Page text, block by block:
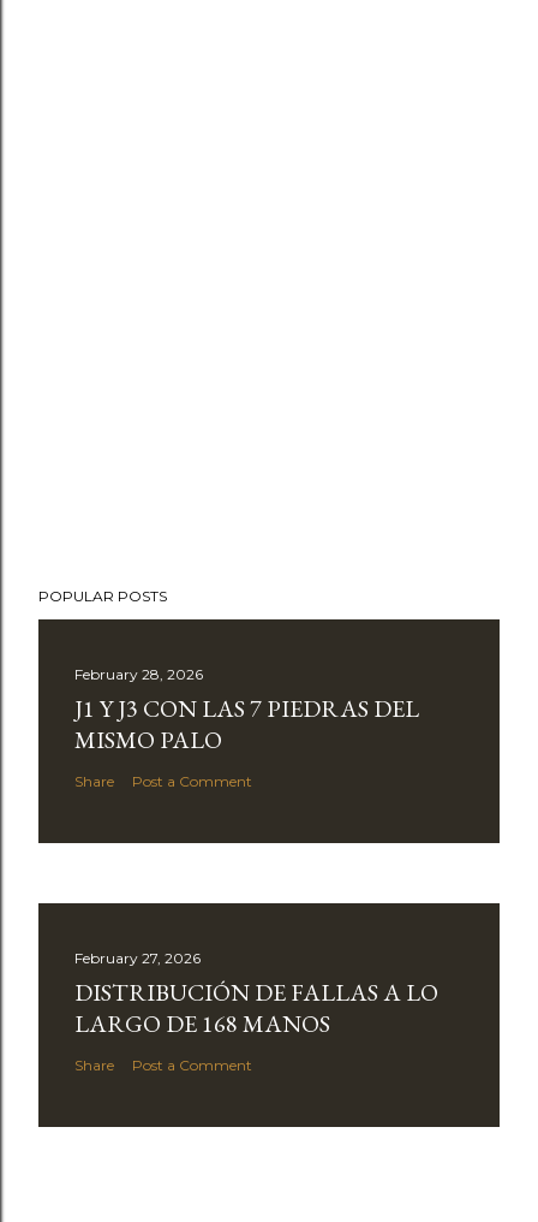
POPULAR POSTS
February 28, 2026
J1 Y J3 CON LAS 7 PIEDRAS DEL
MISMO PALO
Share Post a Comment
February 27, 2026
DISTRIBUCIÓN DE FALLAS A LO
LARGO DE 168 MANOS
Share Post a Comment